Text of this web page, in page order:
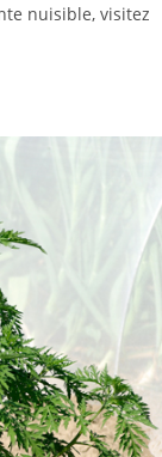
nuisible, visitez